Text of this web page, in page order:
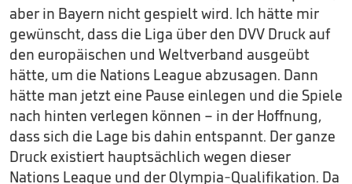
aber in Bayern nicht gespielt wird. Ich hätte mir
gewünscht, dass die Liga über den DVV Druck auf
den europäischen und Weltverband ausgeübt
hätte, um die Nations League abzusagen. Dann
hätte man jetzt eine Pause einlegen und die Spiele
nach hinten verlegen können – in der Hoffnung,
dass sich die Lage bis dahin entspannt. Der ganze
Druck existiert hauptsächlich wegen dieser
Nations League und der Olympia-Qualifikation. Da